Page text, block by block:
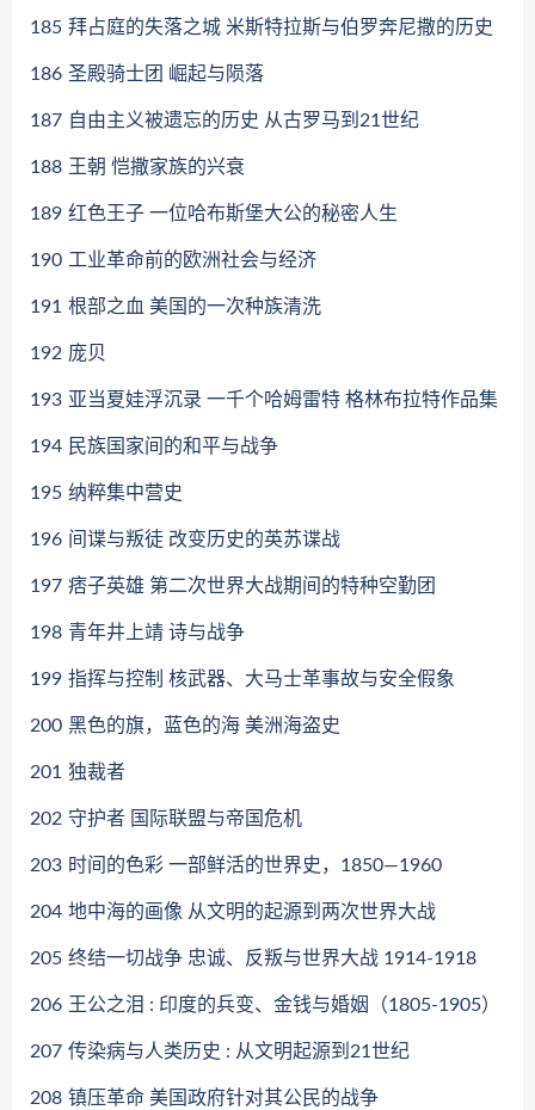
185 拜占庭的失落之城 米斯特拉斯与伯罗奔尼撒的历史
186 圣殿骑士团 崛起与陨落
187 自由主义被遗忘的历史 从古罗马到21世纪
188 王朝 恺撒家族的兴衰
189 红色王子 一位哈布斯堡大公的秘密人生
190 工业革命前的欧洲社会与经济
191 根部之血 美国的一次种族清洗
192 庞贝
193 亚当夏娃浮沉录 一千个哈姆雷特 格林布拉特作品集
194 民族国家间的和平与战争
195 纳粹集中营史
196 间谍与叛徒 改变历史的英苏谍战
197 痞子英雄 第二次世界大战期间的特种空勤团
198 青年井上靖 诗与战争
199 指挥与控制 核武器、大马士革事故与安全假象
200 黑色的旗，蓝色的海 美洲海盗史
201 独裁者
202 守护者 国际联盟与帝国危机
203 时间的色彩 一部鲜活的世界史，1850—1960
204 地中海的画像 从文明的起源到两次世界大战
205 终结一切战争 忠诚、反叛与世界大战 1914-1918
206 王公之泪 : 印度的兵变、金钱与婚姻（1805-1905）
207 传染病与人类历史 : 从文明起源到21世纪
208 镇压革命 美国政府针对其公民的战争